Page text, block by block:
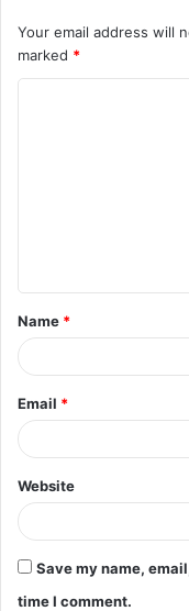
Your email address will
marked *
t
*
Name *
Email *
Website
Save my name,
time I comment.